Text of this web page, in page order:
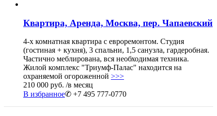
Квартира, Аренда, Москва, пер. Чапаевский
4-х комнатная квартира с евроремонтом. Студия
(гостиная + кухня), 3 спальни, 1,5 санузла, гардеробная.
Частично меблирована, вся необходимая техника.
Жилой комплекс "Триумф-Палас" находится на
охраняемой огороженной >>>
210 000 руб. /в месяц
В избранное✆ +7 495 777-0770